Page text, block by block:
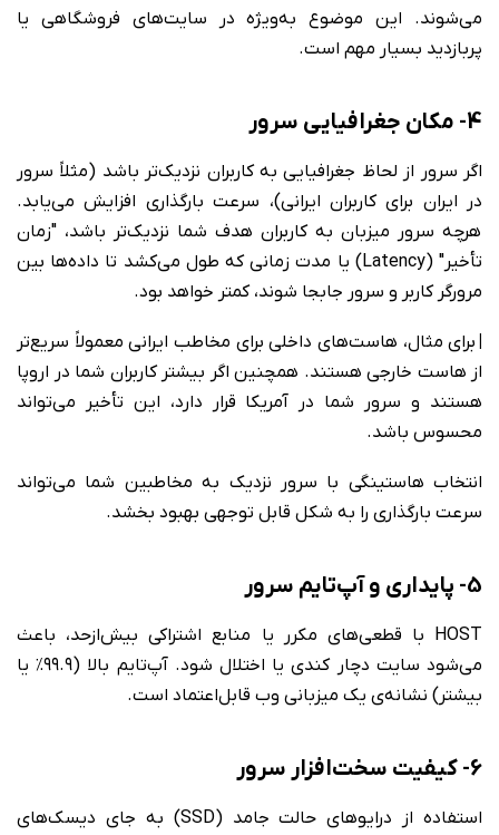
می‌شوند. این موضوع به‌ویژه در سایت‌های فروشگاهی یا
پربازدید بسیار مهم است.
4- مکان جغرافیایی سرور
اگر سرور از لحاظ جغرافیایی به کاربران نزدیک‌تر باشد (مثلاً سرور
در ایران برای کاربران ایرانی)، سرعت بارگذاری افزایش می‌یابد.
هرچه سرور میزبان به کاربران هدف شما نزدیک‌تر باشد، "زمان
تأخیر" (Latency) یا مدت زمانی که طول می‌کشد تا داده‌ها بین
مرورگر کاربر و سرور جابجا شوند، کمتر خواهد بود.
برای مثال، هاست‌های داخلی برای مخاطب ایرانی معمولاً سریع‌تر
از هاست خارجی هستند. همچنین اگر بیشتر کاربران شما در اروپا
هستند و سرور شما در آمریکا قرار دارد، این تأخیر می‌تواند
محسوس باشد.
انتخاب هاستینگی با سرور نزدیک به مخاطبین شما می‌تواند
سرعت بارگذاری را به شکل قابل توجهی بهبود بخشد.
5- پایداری و آپ‌تایم سرور
HOST با قطعی‌های مکرر یا منابع اشتراکی بیش‌ازحد، باعث
می‌شود سایت دچار کندی یا اختلال شود. آپ‌تایم بالا (۹۹.۹٪ یا
بیشتر) نشانه‌ی یک میزبانی وب قابل‌اعتماد است.
6- کیفیت سخت‌افزار سرور
استفاده از درایوهای حالت جامد (SSD) به جای دیسک‌های